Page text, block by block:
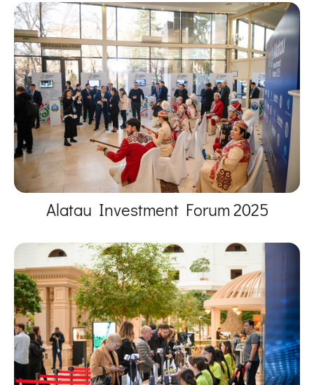
Alatau Investment Forum 2025